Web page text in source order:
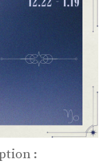
: